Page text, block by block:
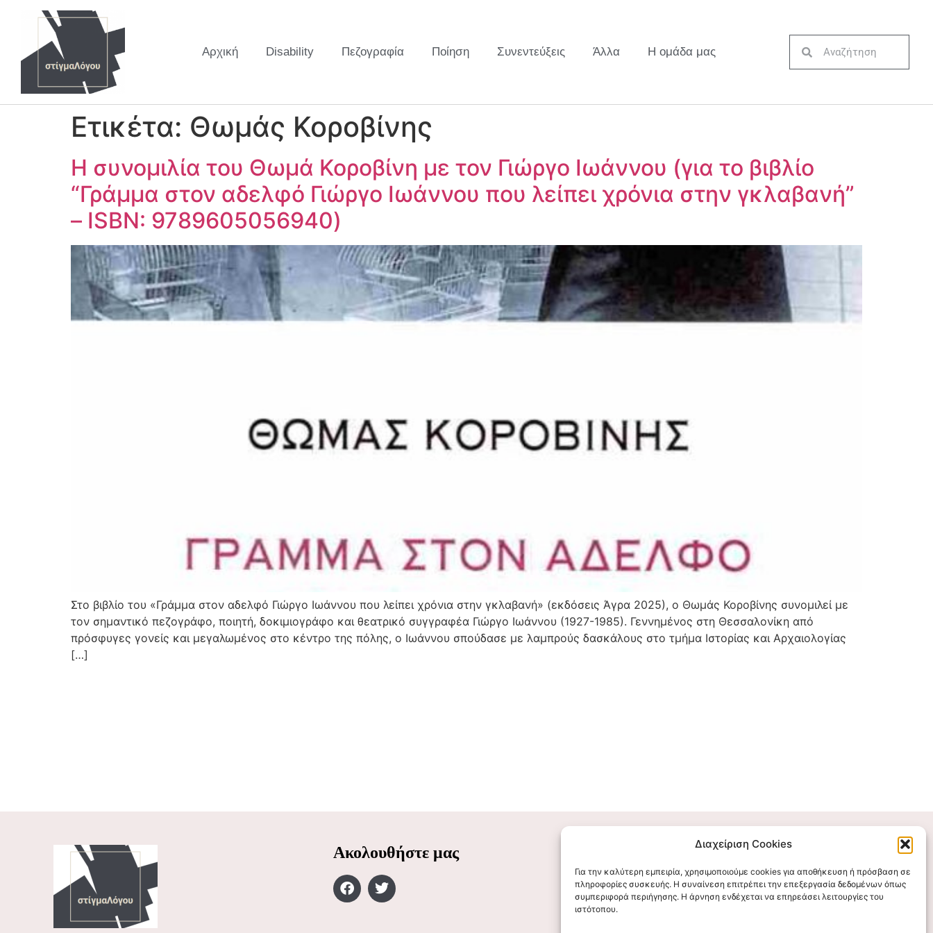
Διαχείριση Cookies
Για την καλύτερη εμπειρία, χρησιμοποιούμε cookies για αποθήκευση ή πρόσβαση σε
πληροφορίες συσκευής. Η συναίνεση επιτρέπει την επεξεργασία δεδομένων όπως
συμπεριφορά περιήγησης. Η άρνηση ενδέχεται να επηρεάσει λειτουργίες του
ιστότοπου.
Αρχική Disability Πεζογραφία Ποίηση Συνεντεύξεις Άλλα Η ομάδα μας
Ετικέτα: Θωμάς Κοροβίνης
Η συνομιλία του Θωμά Κοροβίνη με τον Γιώργο Ιωάννου (για το βιβλίο
“Γράμμα στον αδελφό Γιώργο Ιωάννου που λείπει χρόνια στην γκλαβανή”
– ISBN: 9789605056940)
Στο βιβλίο του «Γράμμα στον αδελφό Γιώργο Ιωάννου που λείπει χρόνια στην γκλαβανή» (εκδόσεις Άγρα 2025), ο Θωμάς Κοροβίνης συνομιλεί με
τον σημαντικό πεζογράφο, ποιητή, δοκιμιογράφο και θεατρικό συγγραφέα Γιώργο Ιωάννου (1927-1985). Γεννημένος στη Θεσσαλονίκη από
πρόσφυγες γονείς και μεγαλωμένος στο κέντρο της πόλης, ο Ιωάννου σπούδασε με λαμπρούς δασκάλους στο τμήμα Ιστορίας και Αρχαιολογίας
[…]
Ακολουθήστε μας
stigmalogou@gmail.com